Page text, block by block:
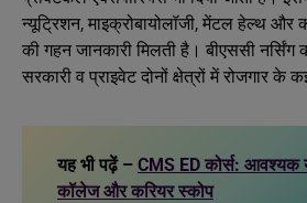
न्यूट्रिशन, माइक्रोबायोलॉजी, मेंटल हेल्थ और
की गहन जानकारी मिलती है। बीएससी
सरकारी व प्राइवेट दोनों क्षेत्रों में रोजगार
यह भी पढ़ें – CMS ED कोर्स: आवश्यक
कॉलेज और करियर स्कोप